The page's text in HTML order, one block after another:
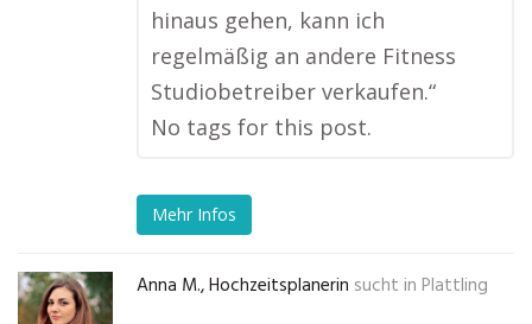
hinaus gehen, kann ich
regelmäßig an andere Fitness
Studiobetreiber verkaufen.“
No tags for this post.
Mehr Infos
Anna M., Hochzeitsplanerin sucht in Plattling